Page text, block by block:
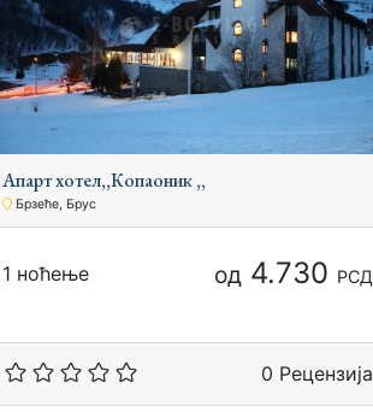
Апарт хотел,,Копаоник ,,
Брзеће, Брус
1 ноћење од4.730 РСД
0 Рецензија